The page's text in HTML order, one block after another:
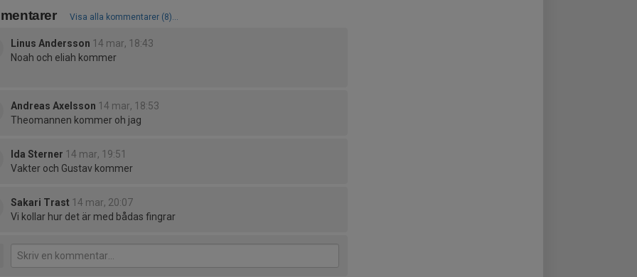
Visa alla kommentarer (8)...
Linus Andersson 14 mar, 18:43
Noah och eliah kommer
Andreas Axelsson 14 mar, 18:53
Theomannen kommer oh jag
Ida Sterner 14 mar, 19:51
Vakter och Gustav kommer
Sakari Trast 14 mar, 20:07
Vi kollar hur det är med bådas fingrar